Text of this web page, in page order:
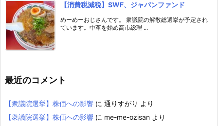
【消費税減税】SWF、ジャパンファンド
めーめーおじさんです。 衆議院の解散総選挙が予定され
ています。中革を始め高市総理 ...
最近のコメント
【衆議院選挙】株価への影響 に 通りすがり より
【衆議院選挙】株価への影響 に me-me-ozisan より